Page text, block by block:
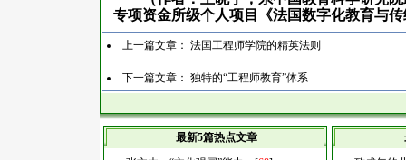
专项资金所级个人项目《法国数字化教育与
上一篇文章： 法国工程师学院的精英法则
下一篇文章： 独特的“工程师教育”体系
最新5篇热点文章